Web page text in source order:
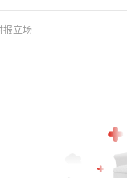
立场